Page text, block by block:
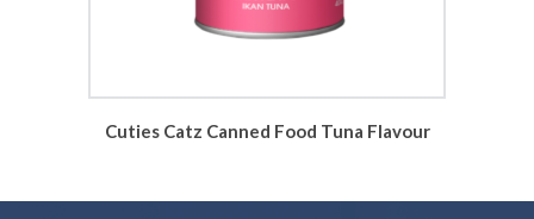
Cuties Catz Canned Food Tuna Flavour